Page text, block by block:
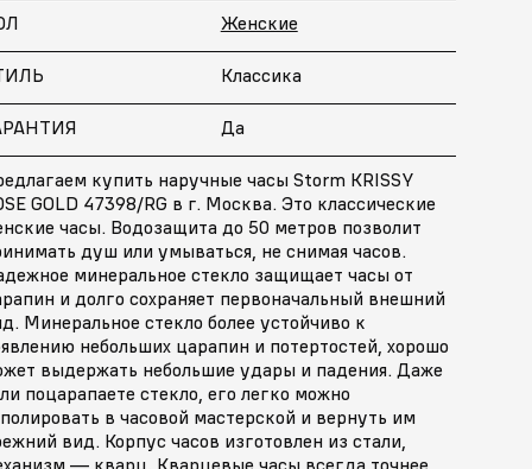
Женские
Классика
Да
купить наручные часы Storm KRISSY
GOLD 47398/RG в г. Москва. Это классические
часы. Водозащита до 50 метров позволит
душ или умываться, не снимая часов.
минеральное стекло защищает часы от
и долго сохраняет первоначальный внешний
Минеральное стекло более устойчиво к
небольших царапин и потертостей, хорошо
выдержать небольшие удары и падения. Даже
поцарапаете стекло, его легко можно
в часовой мастерской и вернуть им
вид. Корпус часов изготовлен из стали,
— кварц. Кварцевые часы всегда точнее